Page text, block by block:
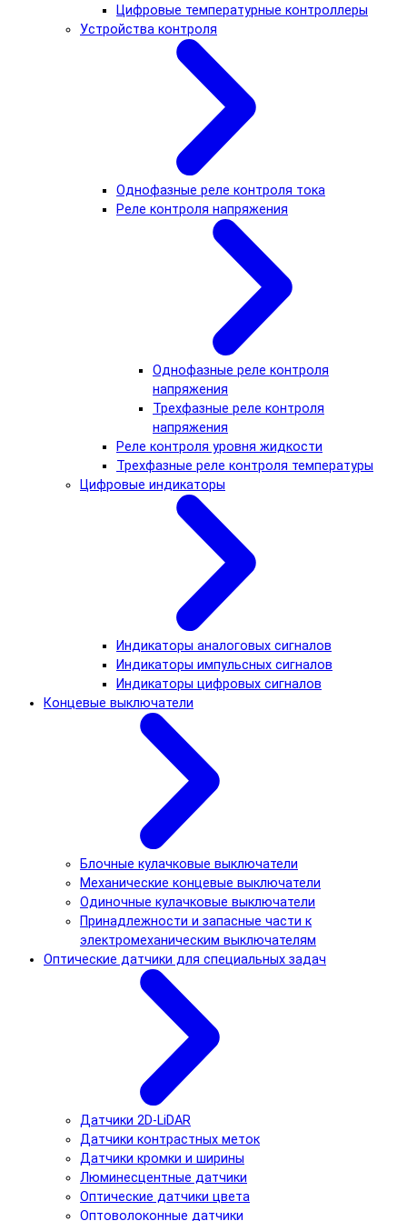
Цифровые температурные контроллеры
Устройства контроля
Однофазные реле контроля тока
Реле контроля напряжения
Однофазные реле контроля
напряжения
Трехфазные реле контроля
напряжения
Реле контроля уровня жидкости
Трехфазные реле контроля температуры
Цифровые индикаторы
Индикаторы аналоговых сигналов
Индикаторы импульсных сигналов
Индикаторы цифровых сигналов
Концевые выключатели
Блочные кулачковые выключатели
Механические концевые выключатели
Одиночные кулачковые выключатели
Принадлежности и запасные части к
электромеханическим выключателям
Оптические датчики для специальных задач
Датчики 2D-LiDAR
Датчики контрастных меток
Датчики кромки и ширины
Люминесцентные датчики
Оптические датчики цвета
Оптоволоконные датчики